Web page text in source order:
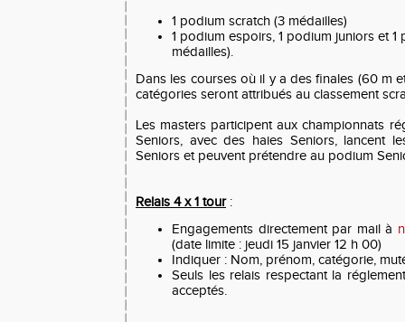
1 podium scratch (3 médailles)
1 podium espoirs, 1 podium juniors et 1
médailles).
Dans les courses où il y a des finales (60 m
catégories seront attribués au classement
Les masters participent aux championnats
Seniors, avec des haies Seniors, lancent
Seniors et peuvent prétendre au podium
Relais 4 x 1 tour:
Engagements directement par mail à
(date limite : jeudi 15 janvier 12 h 00)
Indiquer : Nom, prénom, catégorie,
Seuls les relais respectant la
acceptés.